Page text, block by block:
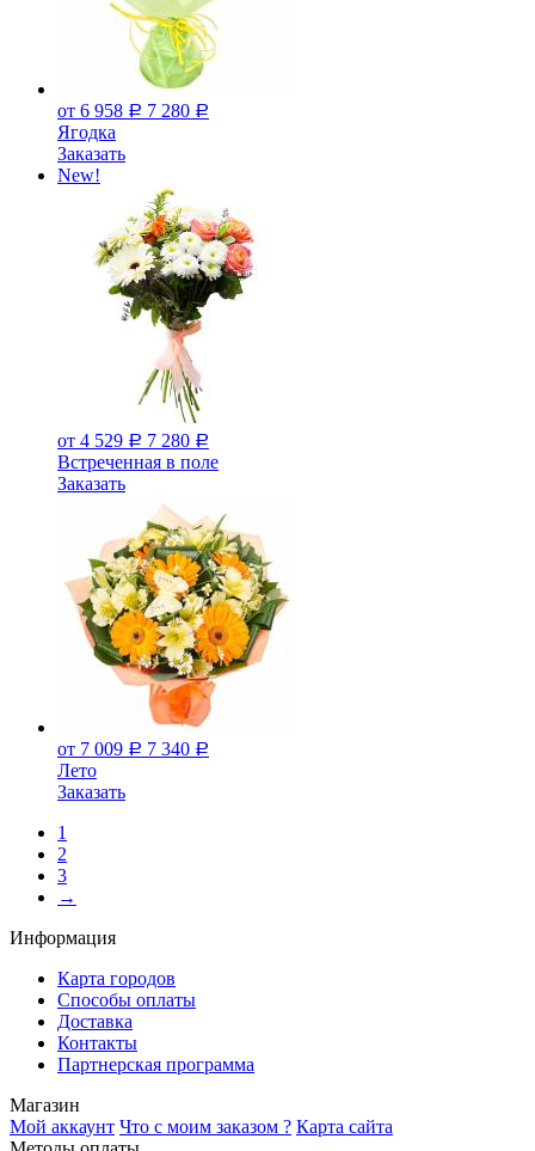
от 6 958 Р 7 280 Р
Ягодка
Заказать
New!
от 4 529 Р 7 280 Р
Встреченная в поле
Заказать
от 7 009 Р 7 340 Р
Лето
Заказать
1
2
3
→
Информация
Карта городов
Способы оплаты
Доставка
Контакты
Партнерская программа
Магазин
Мой аккаунт Что с моим заказом ? Карта сайта